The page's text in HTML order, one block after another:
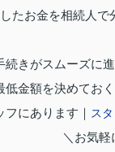
たお金を相続人
きがスムーズに進
金額を決めてお
にあります｜ ス
＼お気軽